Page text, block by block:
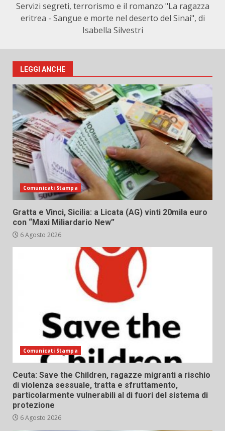
Servizi segreti, terrorismo e il romanzo "La ragazza
eritrea - Sangue e morte nel deserto del Sinai", di
Isabella Silvestri
LEGGI ANCHE
Comunicati Stampa
Gratta e Vinci, Sicilia: a Licata (AG) vinti 20mila euro
con “Maxi Miliardario New”
6 Agosto 2026
Comunicati Stampa
Ceuta: Save the Children, ragazze migranti a rischio
di violenza sessuale, tratta e sfruttamento,
particolarmente vulnerabili al di fuori del sistema di
protezione
6 Agosto 2026